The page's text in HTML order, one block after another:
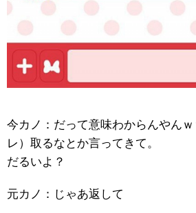
今カノ：だって意味わからんやん
レ）取るなとか言ってきて。
だるいよ？
元カノ：じゃあ返して